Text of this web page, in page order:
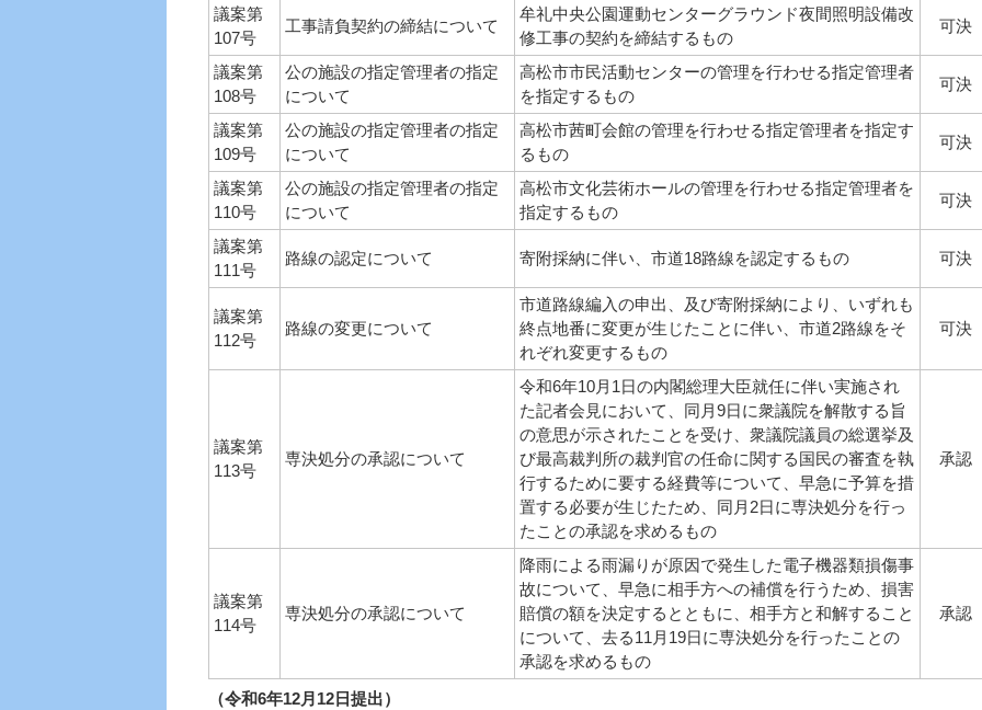
議案第
107号
工事請負契約の締結について
牟礼中央公園運動センターグラウンド夜間照明設備改
修工事の契約を締結するもの
可決
議案第
108号
公の施設の指定管理者の指定
について
高松市市民活動センターの管理を行わせる指定管理者
を指定するもの
可決
議案第
109号
公の施設の指定管理者の指定
について
高松市茜町会館の管理を行わせる指定管理者を指定す
るもの
可決
議案第
110号
公の施設の指定管理者の指定
について
高松市文化芸術ホールの管理を行わせる指定管理者を
指定するもの
可決
議案第
111号
路線の認定について 寄附採納に伴い、市道18路線を認定するもの 可決
議案第
112号
路線の変更について
市道路線編入の申出、及び寄附採納により、いずれも
終点地番に変更が生じたことに伴い、市道2路線をそ
れぞれ変更するもの
可決
議案第
113号
専決処分の承認について
令和6年10月1日の内閣総理大臣就任に伴い実施され
た記者会見において、同月9日に衆議院を解散する旨
の意思が示されたことを受け、衆議院議員の総選挙及
び最高裁判所の裁判官の任命に関する国民の審査を執
行するために要する経費等について、早急に予算を措
置する必要が生じたため、同月2日に専決処分を行っ
たことの承認を求めるもの
承認
議案第
114号
専決処分の承認について
降雨による雨漏りが原因で発生した電子機器類損傷事
故について、早急に相手方への補償を行うため、損害
賠償の額を決定するとともに、相手方と和解すること
について、去る11月19日に専決処分を行ったことの
承認を求めるもの
承認
（令和6年12月12日提出）